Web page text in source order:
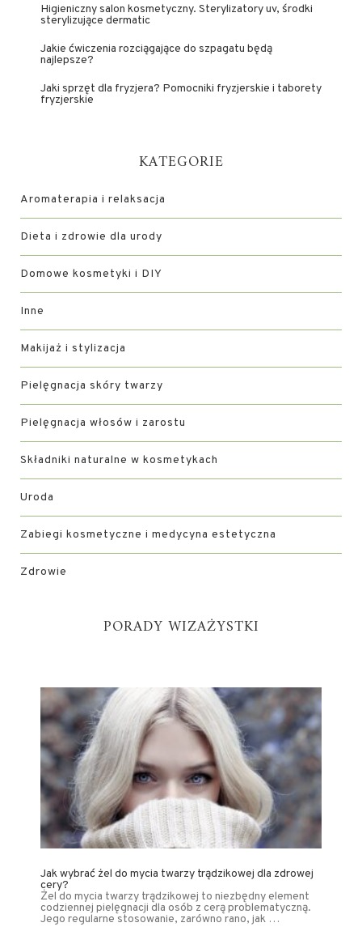
Higieniczny salon kosmetyczny. Sterylizatory uv, środki
sterylizujące dermatic
Jakie ćwiczenia rozciągające do szpagatu będą
najlepsze?
Jaki sprzęt dla fryzjera? Pomocniki fryzjerskie i taborety
fryzjerskie
KATEGORIE
Aromaterapia i relaksacja
Dieta i zdrowie dla urody
Domowe kosmetyki i DIY
Inne
Makijaż i stylizacja
Pielęgnacja skóry twarzy
Pielęgnacja włosów i zarostu
Składniki naturalne w kosmetykach
Uroda
Zabiegi kosmetyczne i medycyna estetyczna
Zdrowie
PORADY WIZAŻYSTKI
Jak wybrać żel do mycia twarzy trądzikowej dla zdrowej
cery?
Żel do mycia twarzy trądzikowej to niezbędny element
codziennej pielęgnacji dla osób z cerą problematyczną.
Jego regularne stosowanie, zarówno rano, jak …